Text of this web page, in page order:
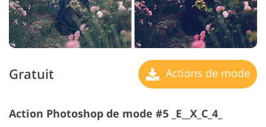
Gratuit Actions de mode
Action Photoshop de mode #5 _E__X_C_4_